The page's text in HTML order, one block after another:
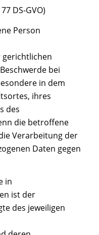
DS-GVO)
Person
bei
in dem
ihres
des
die betroffene
Verarbeitung der
Daten gegen
in
ist der
des jeweiligen